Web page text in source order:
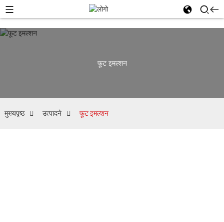
फूट इमल्शन
मुख्यपृष्ठ उत्पादने फूट इमल्शन